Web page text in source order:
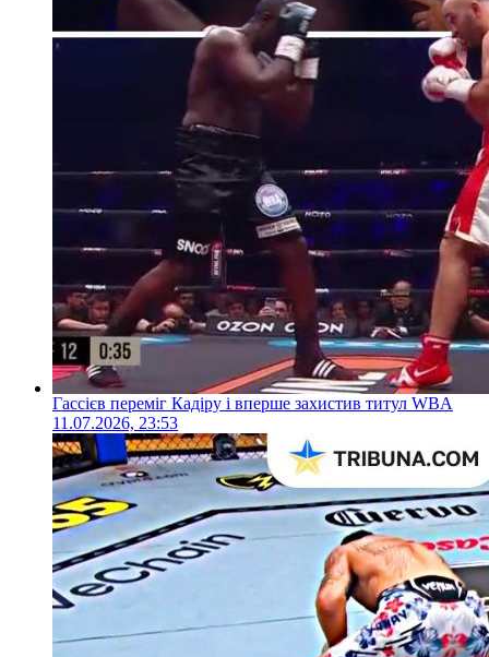
Гассієв переміг Кадіру і вперше захистив титул WBA
11.07.2026, 23:53